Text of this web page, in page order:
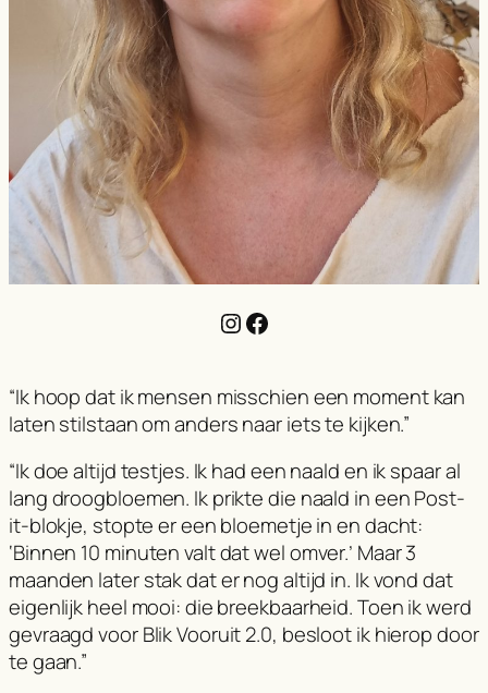
Instagram Facebook
“Ik hoop dat ik mensen misschien een moment kan
laten stilstaan om anders naar iets te kijken.”
“Ik doe altijd testjes. Ik had een naald en ik spaar al
lang droogbloemen. Ik prikte die naald in een Post-
it-blokje, stopte er een bloemetje in en dacht:
‘Binnen 10 minuten valt dat wel omver.’ Maar 3
maanden later stak dat er nog altijd in. Ik vond dat
eigenlijk heel mooi: die breekbaarheid. Toen ik werd
gevraagd voor Blik Vooruit 2.0, besloot ik hierop door
te gaan.”